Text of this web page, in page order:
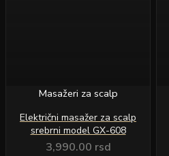
Masažeri za scalp
Električni masažer za scalp
srebrni model GX-608
3,990.00 rsd